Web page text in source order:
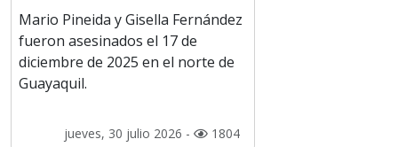
Mario Pineida y Gisella Fernández
fueron asesinados el 17 de
diciembre de 2025 en el norte de
Guayaquil.
jueves, 30 julio 2026 - 1804